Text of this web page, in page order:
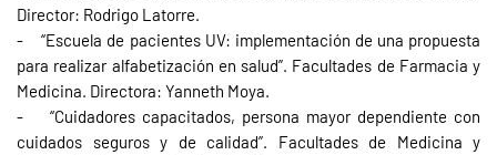
Director: Rodrigo Latorre.
- “Escuela de pacientes UV: implementación de una propuesta
para realizar alfabetización en salud”. Facultades de Farmacia y
Medicina. Directora: Yanneth Moya.
- “Cuidadores capacitados, persona mayor dependiente con
cuidados seguros y de calidad”. Facultades de Medicina y